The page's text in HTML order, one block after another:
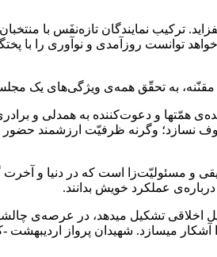
ترکیب نمایندگان تازه‌نفَس با
توانست روزآمدی و نوآوری را با
به تحقّق همه‌ی ویژگی‌های یک
همّتها و دعوت‌کننده به همدلی و
وگرنه ظرفیّت ارزشمند حضور
مسئولیّت‌زا است که در دنیا و آخرت
عملکرد خویش بدانند.
تشکیل میدهد، در عرصه‌ی
میسازد. شهیدان پرواز اردیبهشت